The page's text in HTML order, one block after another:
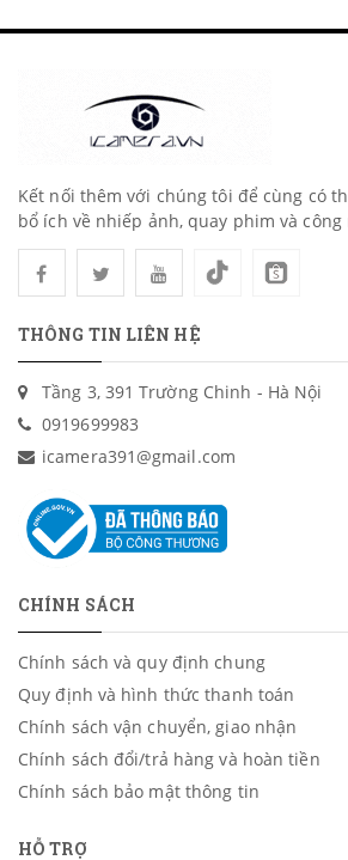
Kết nối thêm với chúng tôi để cùng có
bổ ích về nhiếp ảnh, quay phim và công
THÔNG TIN LIÊN HỆ
Tầng 3, 391 Trường Chinh - Hà Nội
0919699983
icamera391@gmail.com
CHÍNH SÁCH
Chính sách và quy định chung
Quy định và hình thức thanh toán
Chính sách vận chuyển, giao nhận
Chính sách đổi/trả hàng và hoàn tiền
Chính sách bảo mật thông tin
HỖ TRỢ